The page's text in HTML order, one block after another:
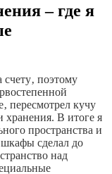
– где я
поэтому
пересмотрел кучу
хранения. В итоге я
пространства и
сделал до
над